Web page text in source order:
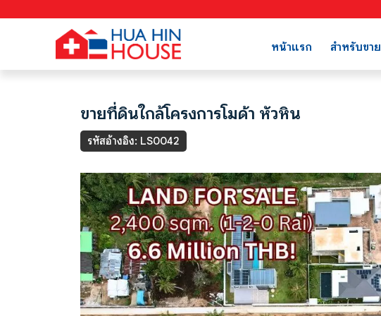
หน้าแรก สำหรับขาย
ขายที่ดินใกล้โครงการโมด้า หัวหิน
รหัสอ้างอิง: LS0042